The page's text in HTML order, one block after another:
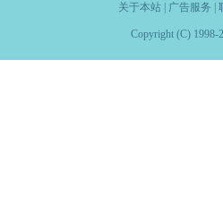
关于本站| 广告服务
Copyright (C) 1998-